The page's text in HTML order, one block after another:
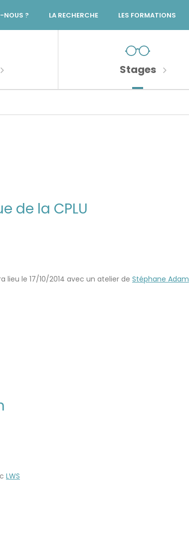
NOUS ? LA RECHERCHE LES FORMATIONS
Stages
de la CPLU
le 17/10/2014 avec un atelier de Stéphane Adam
LWS